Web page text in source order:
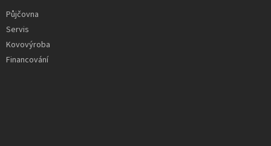
Půjčovna
Servis
Kovovýroba
Financování